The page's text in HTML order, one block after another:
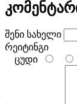
შენი სახელი
რეიტინგი
ცუდი